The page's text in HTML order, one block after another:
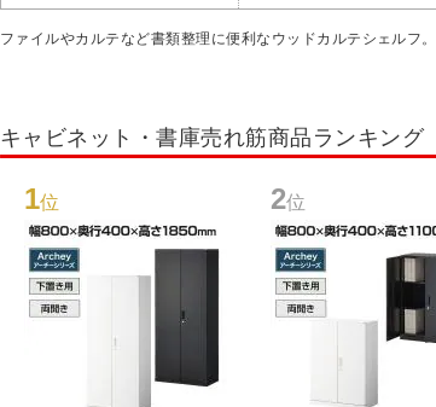
ファイルやカルテなど書類整理に便利なウッドカルテシェルフ。
キャビネット・書庫売れ筋商品ランキング
1位 2位